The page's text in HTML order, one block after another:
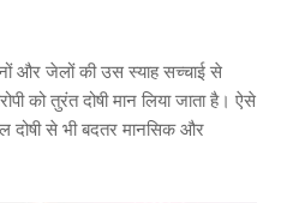
और जेलों की उस स्याह सच्चाई से
को तुरंत दोषी मान लिया जाता है। ऐसे
दोषी से भी बदतर मानसिक और